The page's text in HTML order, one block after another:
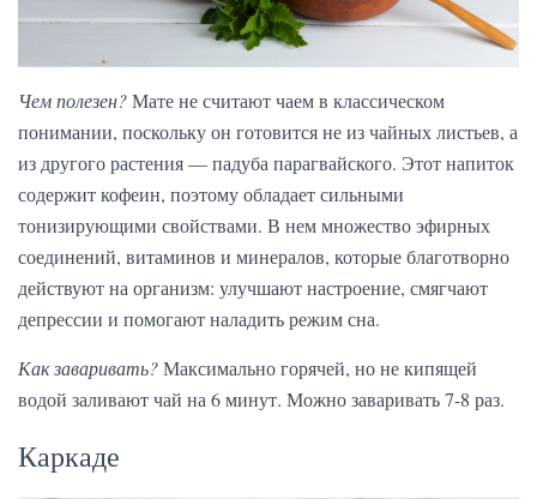
Чем полезен?Мате не считают чаем в классическом
понимании, поскольку он готовится не из чайных листьев, а
из другого растения — падуба парагвайского. Этот напиток
содержит кофеин, поэтому обладает сильными
тонизирующими свойствами. В нем множество эфирных
соединений, витаминов и минералов, которые благотворно
действуют на организм: улучшают настроение, смягчают
депрессии и помогают наладить режим сна.
Как заваривать?Максимально горячей, но не кипящей
водой заливают чай на 6 минут. Можно заваривать 7-8 раз.
Каркаде